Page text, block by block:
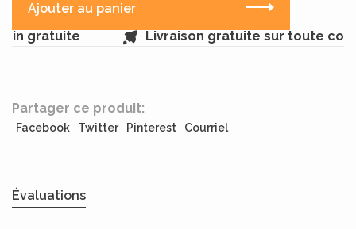
Ajouter au panier
gratuite
Livraison gratuite sur toute
Partager ce produit:
Facebook Twitter Pinterest Courriel
Évaluations